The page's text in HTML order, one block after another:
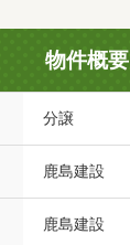
物件概要
分譲
鹿島建設
鹿島建設